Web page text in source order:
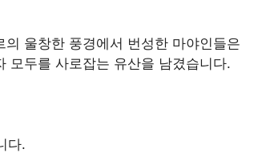
울창한 풍경에서 번성한 마야인들은
모두를 사로잡는 유산을 남겼습니다.
다.